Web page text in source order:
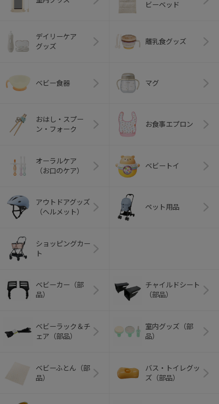
ビーベッド
デイリーケア
グッズ
離乳食グッズ
ベビー食器 マグ
おはし・スプー
ン・フォーク
お食事エプロン
オーラルケア
（お口のケア）
ベビートイ
アウトドアグッズ
（ヘルメット）
ペット用品
ショッピングカー
ト
ベビーカー（部
品）
チャイルドシート
（部品）
ベビーラック＆チ
ェア（部品）
室内グッズ（部
品）
ベビーふとん（部
品）
バス・トイレグッ
ズ（部品）